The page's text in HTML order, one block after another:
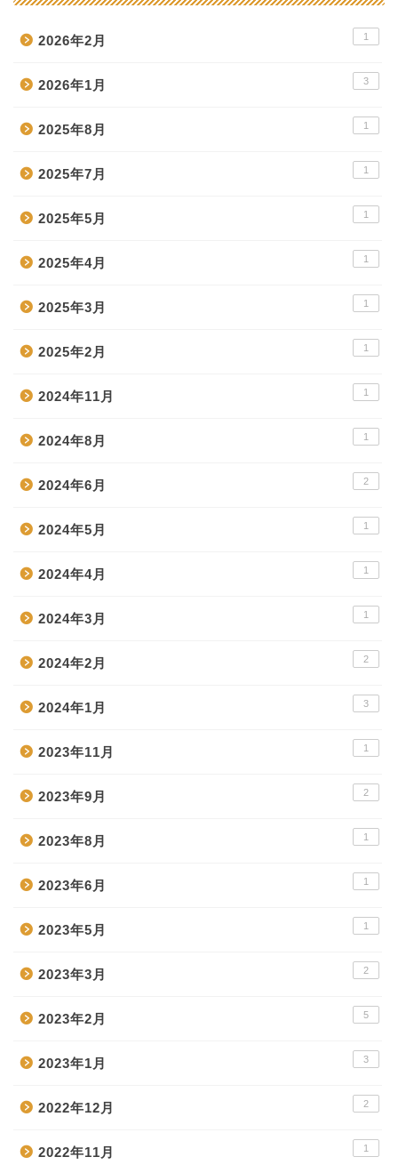
2026年2月 1
2026年1月 3
2025年8月 1
2025年7月 1
2025年5月 1
2025年4月 1
2025年3月 1
2025年2月 1
2024年11月 1
2024年8月 1
2024年6月 2
2024年5月 1
2024年4月 1
2024年3月 1
2024年2月 2
2024年1月 3
2023年11月 1
2023年9月 2
2023年8月 1
2023年6月 1
2023年5月 1
2023年3月 2
2023年2月 5
2023年1月 3
2022年12月 2
2022年11月 1